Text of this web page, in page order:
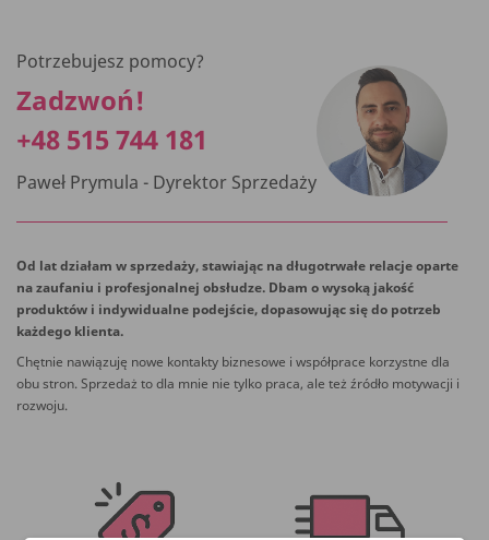
Potrzebujesz pomocy?
Zadzwoń!
+48 515 744 181
Paweł Prymula - Dyrektor Sprzedaży
Od lat działam w sprzedaży, stawiając na długotrwałe relacje oparte
na zaufaniu i profesjonalnej obsłudze. Dbam o wysoką jakość
produktów i indywidualne podejście, dopasowując się do potrzeb
każdego klienta.
Chętnie nawiązuję nowe kontakty biznesowe i współprace korzystne dla
obu stron. Sprzedaż to dla mnie nie tylko praca, ale też źródło motywacji i
rozwoju.